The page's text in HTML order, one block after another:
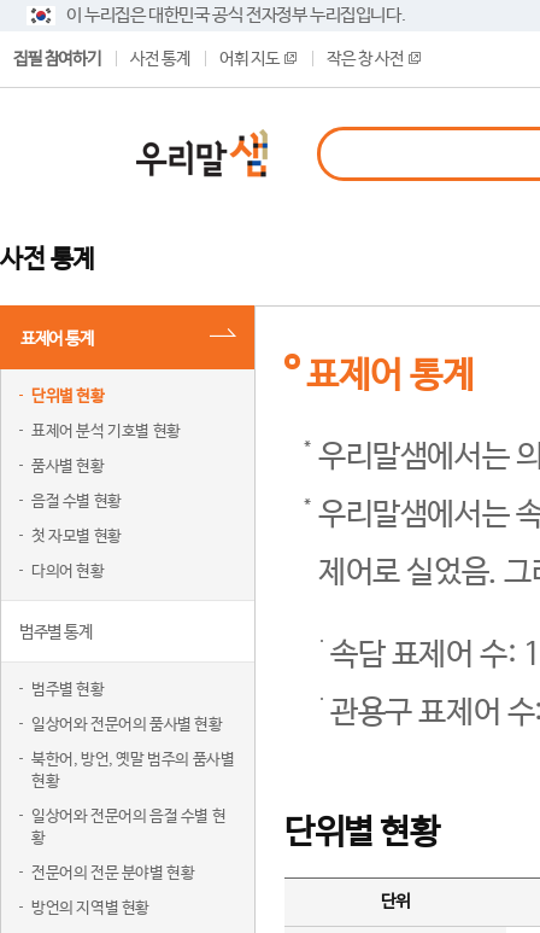
이 누리집은 대한민국 공식 전자정부 누리집입니다.
집필 참여하기 사전 통계 어휘 지도 작은 창 사전
사전 통계
표제어 통계
단위별 현황
표제어 분석 기호별 현황
품사별 현황
음절 수별 현황
첫 자모별 현황
다의어 현황
범주별 통계
범주별 현황
일상어와 전문어의 품사별 현황
북한어, 방언, 옛말 범주의 품사별
현황
일상어와 전문어의 음절 수별 현
황
전문어의 전문 분야별 현황
방언의 지역별 현황
표제어 통계
우리말샘에서는
우리말샘에서는
제어로 실었음.
속담 표제어 수:
관용구 표제어
단위별 현황
단위